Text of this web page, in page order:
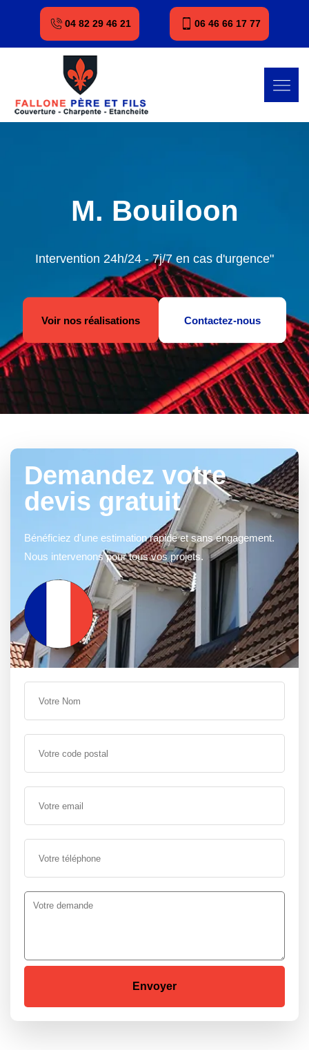
04 82 29 46 21 06 46 66 17 77
M. Bouiloon
Intervention 24h/24 - 7j/7 en cas d'urgence"
Voir nos réalisations Contactez-nous
Demandez votre
devis gratuit
Bénéficiez d'une estimation rapide et sans engagement.
Nous intervenons pour tous vos projets.